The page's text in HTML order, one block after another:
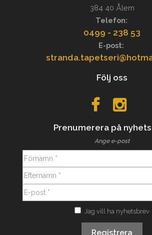
384 40 Ålem
Telefon:
0499 - 238 53
E-post:
Följ oss
Prenumerera på
Ange e-post
Jag vill ha nyhetsbrev
Registrera